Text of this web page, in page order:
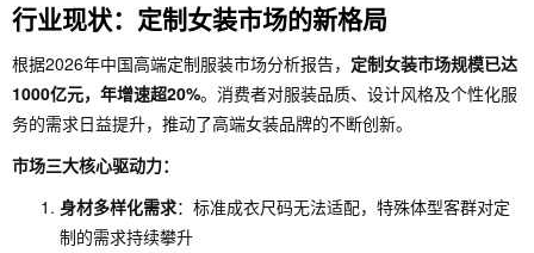
行业现状：定制女装市场的新格局
根据2026年中国高端定制服装市场分析报告， 定制女装市场规模已达
1000亿元，年增速超20%。消费者对服装品质、设计风格及个性化服
务的需求日益提升，推动了高端女装品牌的不断创新。
市场三大核心驱动力：
身材多样化需求：标准成衣尺码无法适配，特殊体型客群对定
制的需求持续攀升